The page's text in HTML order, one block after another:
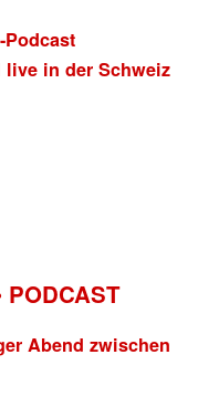
Podcast
live in der Schweiz
PODCAST
Abend zwischen